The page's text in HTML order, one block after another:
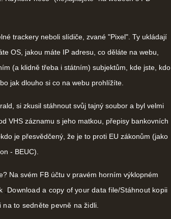
trackery neboli slídiče, zvané "Pixel". Ty ukládají
OS, jakou máte IP adresu, co děláte na webu,
(a klidně třeba i státním) subjektům, kde jste, kdo
jak dlouho si co na webu prohlížíte.
si zkusil stáhnout svůj tajný soubor a byl velmi
VHS záznamu s jeho matkou, přepisy bankovních
je přesvědčený, že je to proti EU zákonům (jako
- BEUC).
Na svém FB účtu v pravém horním výklopném
„Download a copy of your data file/Stáhnout kopii
to sedněte pevně na židli.